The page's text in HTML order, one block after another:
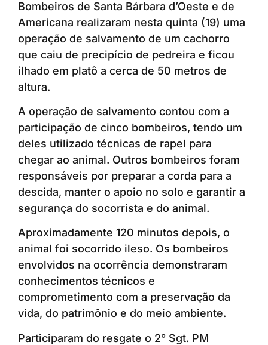
Bombeiros de Santa Bárbara d’Oeste e de
Americana realizaram nesta quinta (19) uma
operação de salvamento de um cachorro
que caiu de precipício de pedreira e ficou
ilhado em platô a cerca de 50 metros de
altura.
A operação de salvamento contou com a
participação de cinco bombeiros, tendo um
deles utilizado técnicas de rapel para
chegar ao animal. Outros bombeiros foram
responsáveis por preparar a corda para a
descida, manter o apoio no solo e garantir a
segurança do socorrista e do animal.
Aproximadamente 120 minutos depois, o
animal foi socorrido ileso. Os bombeiros
envolvidos na ocorrência demonstraram
conhecimentos técnicos e
comprometimento com a preservação da
vida, do patrimônio e do meio ambiente.
Participaram do resgate o 2° Sgt. PM